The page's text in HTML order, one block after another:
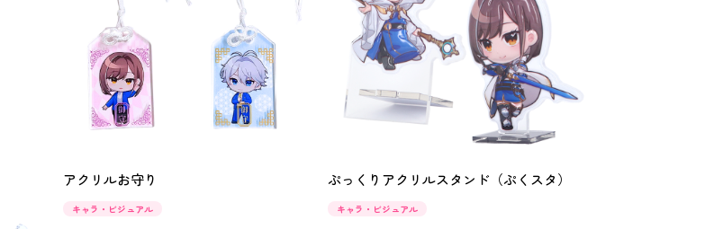
アクリルお守り
キャラ・ビジュアル
ぷっくりアクリルスタンド（ぷくスタ）
キャラ・ビジュアル